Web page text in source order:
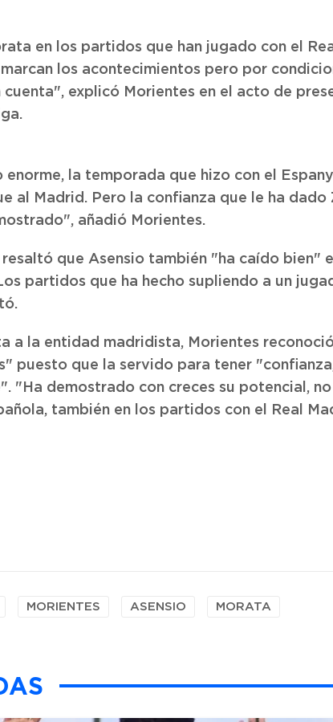
en los partidos que han jugado con el
los acontecimientos pero por
cuenta", explicó Morientes en el acto de
la temporada que hizo con el
al Madrid. Pero la confianza que le ha dado
añadió Morientes.
que Asensio también "ha caído bien"
partidos que ha hecho supliendo a un
a la entidad madridista, Morientes
puesto que la servido para tener
"Ha demostrado con creces su potencial,
también en los partidos con el Real
MORIENTES ASENSIO MORATA